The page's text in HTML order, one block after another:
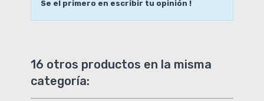
Se el primero en escribir tu opinión !
16 otros productos en la misma
categoría: